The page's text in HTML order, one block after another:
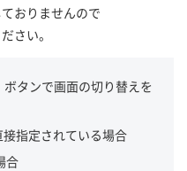
おりませんので
さい。
タンで画面の切り替えを
指定されている場合
合